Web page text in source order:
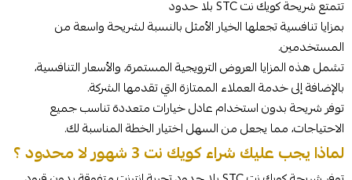
تتمتع شريحة كويك نت STC بلا حدود
بمزايا تنافسية تجعلها الخيار الأمثل بالنسبة لشريحة واسعة من
المستخدمين.
تشمل هذه المزايا العروض الترويجية المستمرة، والأسعار التنافسية،
بالإضافة إلى خدمة العملاء الممتازة التي تقدمها الشركة.
توفر شريحة بدون استخدام عادل خيارات متعددة تناسب جميع
الاحتياجات، مما يجعل من السهل اختيار الخطة المناسبة لك.
لماذا يجب عليك شراء كويك نت 3 شهور لا محدود ؟